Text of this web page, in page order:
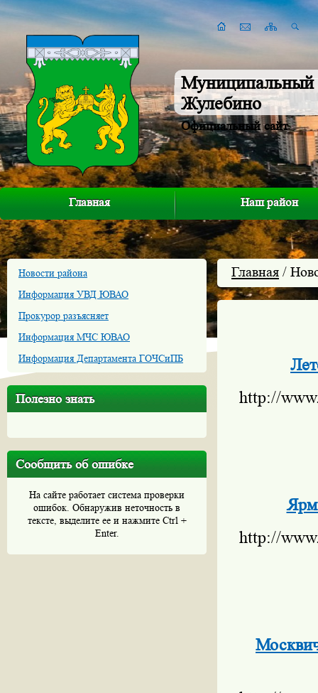
Муниципальный
Жулебино
Официальный сайт
Главная Наш район
Новости района
Информация УВД ЮВАО
Прокурор разъясняет
Информация МЧС ЮВАО
Информация Департамента ГОЧСиПБ
Полезно знать
Сообщить об ошибке
На сайте работает система проверки
ошибок. Обнаружив неточность в
тексте, выделите ее и нажмите Ctrl +
Enter.
Главная /
http://
http://